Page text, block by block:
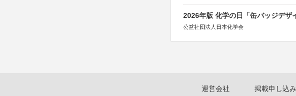
2026年版 化学の日「缶バッジデザ
公益社団法人日本化学会
運営会社 掲載申し込み